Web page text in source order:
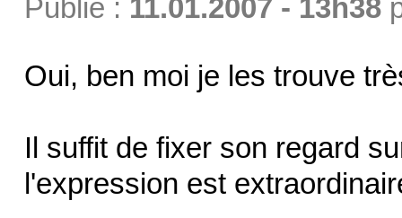
Publié : 11.01.2007 - 13h38
Oui, ben moi je les trouve
Il suffit de fixer son regard
l'expression est